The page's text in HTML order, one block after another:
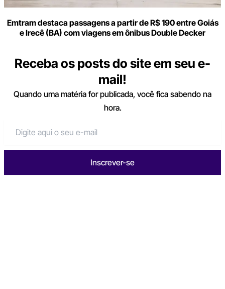
Emtram destaca passagens a partir de R$ 190 entre Goiás
e Irecê (BA) com viagens em ônibus Double Decker
Receba os posts do site em seu e-
mail!
Quando uma matéria for publicada, você fica sabendo na
hora.
Inscrever-se